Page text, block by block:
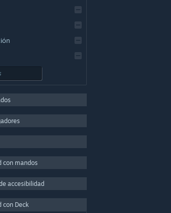
con mandos
accesibilidad
con Deck